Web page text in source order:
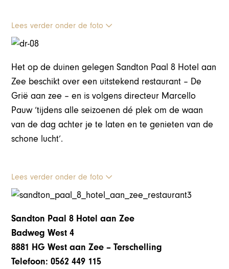
Lees verder onder de foto
Het op de duinen gelegen Sandton Paal 8 Hotel aan
Zee beschikt over een uitstekend restaurant – De
Grië aan zee – en is volgens directeur Marcello
Pauw ‘tijdens alle seizoenen dé plek om de waan
van de dag achter je te laten en te genieten van de
schone lucht’.
Lees verder onder de foto
Sandton Paal 8 Hotel aan Zee
Badweg West 4
8881 HG West aan Zee – Terschelling
Telefoon: 0562 449 115